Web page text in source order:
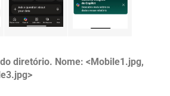
diretório. Nome: <Mobile1.jpg,